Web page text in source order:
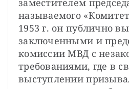
заместителем
называемого
1953 г. он публично
заключенными и
комиссии МВД с
требованиями, где в
выступлении